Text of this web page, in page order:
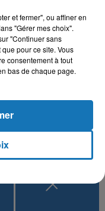
Gémeaux
Vierge
et fermer", ou affiner en
"Gérer mes choix".
"Continuer sans
pour ce site. Vous
consentement à tout
bas de chaque page.